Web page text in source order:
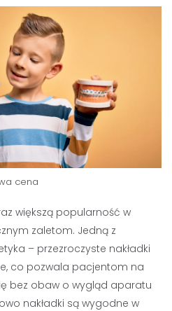
cena
większą popularność w
zaletom. Jedną z
– przezroczyste nakładki
co pozwala pacjentom na
bez obaw o wygląd aparatu
nakładki są wygodne w